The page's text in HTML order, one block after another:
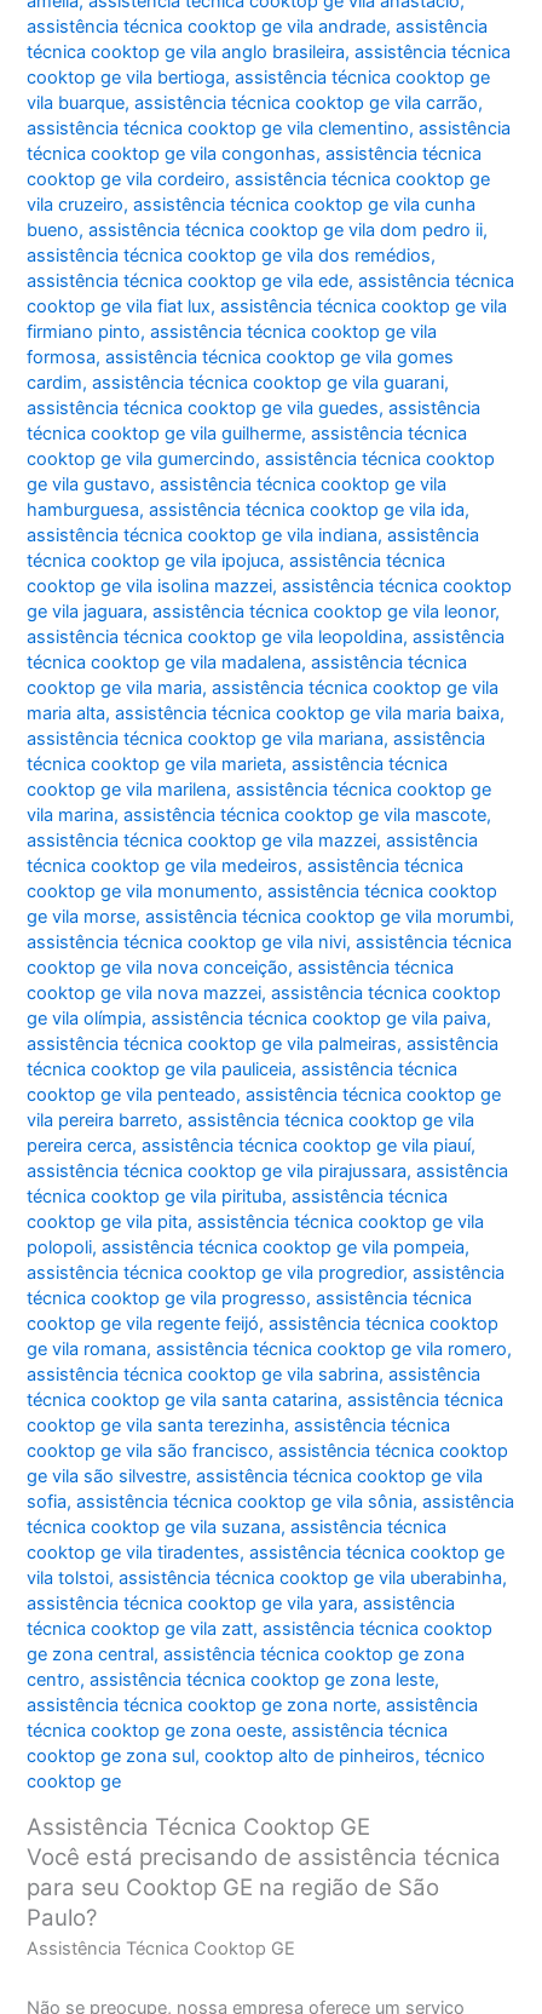
assistência técnica cooktop ge vila andrade,assistência
técnica cooktop ge vila anglo brasileira,assistência técnica
cooktop ge vila bertioga,assistência técnica cooktop ge
vila buarque,assistência técnica cooktop ge vila carrão,
assistência técnica cooktop ge vila clementino,assistência
técnica cooktop ge vila congonhas,assistência técnica
cooktop ge vila cordeiro,assistência técnica cooktop ge
vila cruzeiro,assistência técnica cooktop ge vila cunha
bueno,assistência técnica cooktop ge vila dom pedro ii,
assistência técnica cooktop ge vila dos remédios,
assistência técnica cooktop ge vila ede,assistência técnica
cooktop ge vila fiat lux,assistência técnica cooktop ge vila
firmiano pinto,assistência técnica cooktop ge vila
formosa,assistência técnica cooktop ge vila gomes
cardim,assistência técnica cooktop ge vila guarani,
assistência técnica cooktop ge vila guedes,assistência
técnica cooktop ge vila guilherme,assistência técnica
cooktop ge vila gumercindo,assistência técnica cooktop
ge vila gustavo,assistência técnica cooktop ge vila
hamburguesa,assistência técnica cooktop ge vila ida,
assistência técnica cooktop ge vila indiana,assistência
técnica cooktop ge vila ipojuca,assistência técnica
cooktop ge vila isolina mazzei,assistência técnica cooktop
ge vila jaguara,assistência técnica cooktop ge vila leonor,
assistência técnica cooktop ge vila leopoldina,assistência
técnica cooktop ge vila madalena,assistência técnica
cooktop ge vila maria,assistência técnica cooktop ge vila
maria alta,assistência técnica cooktop ge vila maria baixa,
assistência técnica cooktop ge vila mariana,assistência
técnica cooktop ge vila marieta,assistência técnica
cooktop ge vila marilena,assistência técnica cooktop ge
vila marina,assistência técnica cooktop ge vila mascote,
assistência técnica cooktop ge vila mazzei,assistência
técnica cooktop ge vila medeiros,assistência técnica
cooktop ge vila monumento,assistência técnica cooktop
ge vila morse,assistência técnica cooktop ge vila morumbi,
assistência técnica cooktop ge vila nivi,assistência técnica
cooktop ge vila nova conceição,assistência técnica
cooktop ge vila nova mazzei,assistência técnica cooktop
ge vila olímpia,assistência técnica cooktop ge vila paiva,
assistência técnica cooktop ge vila palmeiras,assistência
técnica cooktop ge vila pauliceia,assistência técnica
cooktop ge vila penteado,assistência técnica cooktop ge
vila pereira barreto,assistência técnica cooktop ge vila
pereira cerca,assistência técnica cooktop ge vila piauí,
assistência técnica cooktop ge vila pirajussara,assistência
técnica cooktop ge vila pirituba,assistência técnica
cooktop ge vila pita,assistência técnica cooktop ge vila
polopoli,assistência técnica cooktop ge vila pompeia,
assistência técnica cooktop ge vila progredior,assistência
técnica cooktop ge vila progresso,assistência técnica
cooktop ge vila regente feijó,assistência técnica cooktop
ge vila romana,assistência técnica cooktop ge vila romero,
assistência técnica cooktop ge vila sabrina,assistência
técnica cooktop ge vila santa catarina,assistência técnica
cooktop ge vila santa terezinha,assistência técnica
cooktop ge vila são francisco,assistência técnica cooktop
ge vila são silvestre,assistência técnica cooktop ge vila
sofia,assistência técnica cooktop ge vila sônia,assistência
técnica cooktop ge vila suzana,assistência técnica
cooktop ge vila tiradentes,assistência técnica cooktop ge
vila tolstoi,assistência técnica cooktop ge vila uberabinha,
assistência técnica cooktop ge vila yara,assistência
técnica cooktop ge vila zatt,assistência técnica cooktop
ge zona central,assistência técnica cooktop ge zona
centro,assistência técnica cooktop ge zona leste,
assistência técnica cooktop ge zona norte,assistência
técnica cooktop ge zona oeste,assistência técnica
cooktop ge zona sul,cooktop alto de pinheiros,técnico
cooktop ge
Assistência Técnica Cooktop GE
Você está precisando de assistência técnica
para seu Cooktop GE na região de São
Paulo?
Assistência Técnica Cooktop GE
Não se preocupe, nossa empresa oferece um serviço